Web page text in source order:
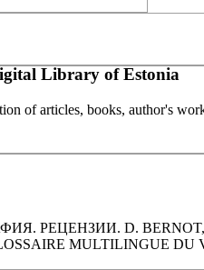
Library of Estonia
of articles, books, author's
РЕЦЕНЗИИ. D. BERNOT, С.
MULTILINGUE